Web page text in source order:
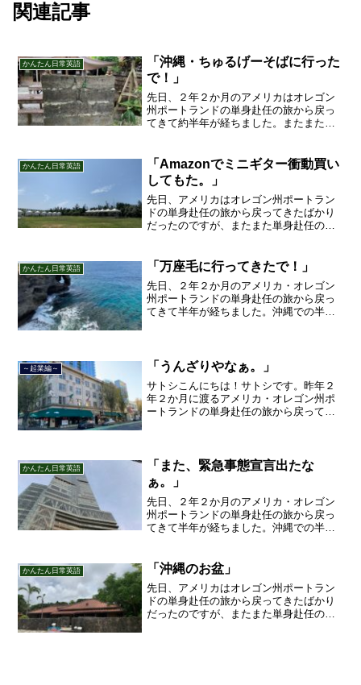
関連記事
かんたん日常英語
「沖縄・ちゅるげーそばに行った
で！」
先日、２年２か月のアメリカはオレゴン
州ポートランドの単身赴任の旅から戻っ
てきて約半年が経ちました。またまた単
んに来ています！
かんたん日常英語
「Amazonでミニギター衝動買い
してもた。」
先日、アメリカはオレゴン州ポートラン
ドの単身赴任の旅から戻ってきたばかり
だったのですが、またまた単身赴任の旅
かんたん日常英語 「万座毛に行ってきたで！」
先日、２年２か月のアメリカ・オレゴン
州ポートランドの単身赴任の旅から戻っ
てきて半年が経ちました。沖縄での半年
～起業編～ 「うんざりやなぁ。」
サトシこんにちは！サトシです。昨年２
年２か月に渡るアメリカ・オレゴン州ポ
ートランドの単身赴任の旅から戻ってき
し、東京で不動産を主に取り...
かんたん日常英語
「また、緊急事態宣言出たな
ぁ。」
先日、２年２か月のアメリカ・オレゴン
州ポートランドの単身赴任の旅から戻っ
てきて半年が経ちました。沖縄での半年
続き７府県に緊急事態宣言出たなぁ。
かんたん日常英語 「沖縄のお盆」
先日、アメリカはオレゴン州ポートラン
ドの単身赴任の旅から戻ってきたばかり
だったのですが、またまた単身赴任の旅